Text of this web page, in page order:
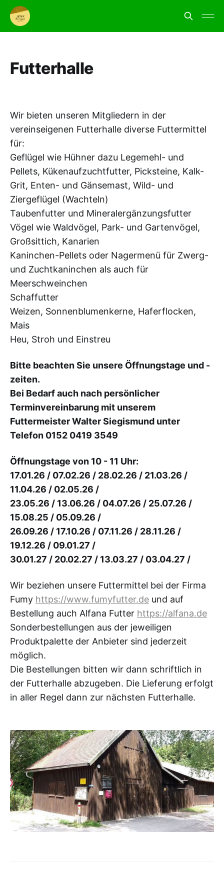
Futterhalle
Wir bieten unseren Mitgliedern in der
vereinseigenen Futterhalle diverse Futtermittel
für:
Geflügel wie Hühner dazu Legemehl- und
Pellets, Kükenaufzuchtfutter, Picksteine, Kalk-
Grit, Enten- und Gänsemast, Wild- und
Ziergeflügel (Wachteln)
Taubenfutter und Mineralergänzungsfutter
Vögel wie Waldvögel, Park- und Gartenvögel,
Großsittich, Kanarien
Kaninchen-Pellets oder Nagermenü für Zwerg-
und Zuchtkaninchen als auch für
Meerschweinchen
Schaffutter
Weizen, Sonnenblumenkerne, Haferflocken,
Mais
Heu, Stroh und Einstreu
Bitte beachten Sie unsere Öffnungstage und -
zeiten.
Bei Bedarf auch nach persönlicher
Terminvereinbarung mit unserem
Futtermeister Walter Siegismund unter
Telefon 0152 0419 3549
Öffnungstage von 10 - 11 Uhr:
17.01.26 / 07.02.26 / 28.02.26 / 21.03.26 /
11.04.26 / 02.05.26 /
23.05.26 / 13.06.26 / 04.07.26 / 25.07.26 /
15.08.25 / 05.09.26 /
26.09.26 / 17.10.26 / 07.11.26 / 28.11.26 /
19.12.26 / 09.01.27 /
30.01.27 / 20.02.27 / 13.03.27 / 03.04.27 /
Wir beziehen unsere Futtermittel bei der Firma
Fumy https://www.fumyfutter.de und auf
Bestellung auch Alfana Futter https://alfana.de
Sonderbestellungen aus der jeweiligen
Produktpalette der Anbieter sind jederzeit
möglich.
Die Bestellungen bitten wir dann schriftlich in
der Futterhalle abzugeben. Die Lieferung erfolgt
in aller Regel dann zur nächsten Futterhalle.